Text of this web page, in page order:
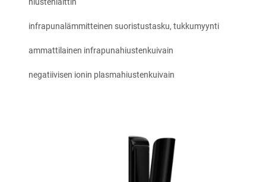
infrapunalämmitteinen suoristustasku, tukkumyynti
ammattilainen infrapunahiustenkuivain
negatiivisen ionin plasmahiustenkuivain